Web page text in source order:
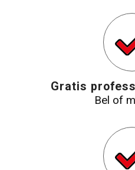
Gratis
Bel of